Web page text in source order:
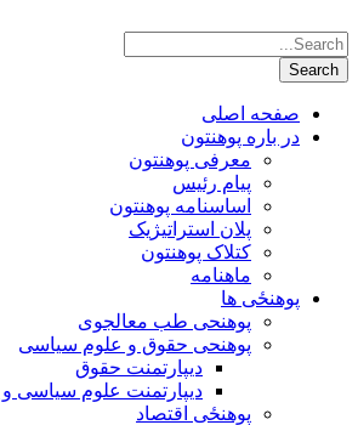
صفحه اصلی
در باره پوهنتون
معرفی پوهنتون
پیام رئیس
اساسنامه پوهنتون
پلان استراتیژیک
کتلاک پوهنتون
ماهنامه
پوهنځی ها
پوهنحی طب معالجوی
پوهنحی حقوق و علوم سیاسی
دیپارتمنت حقوق
دیپارتمنت علوم سیاسی و
پوهنځی اقتصاد